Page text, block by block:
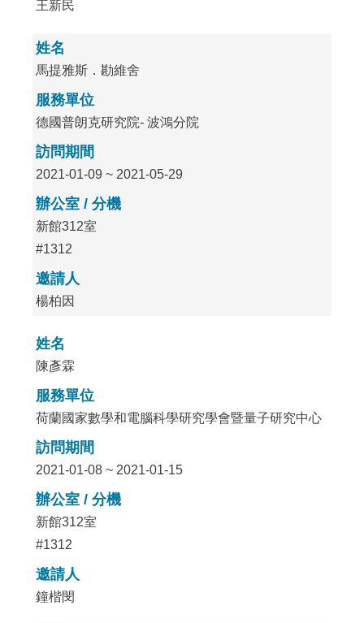
王新民
姓名
馬提雅斯．勘維舍
服務單位
德國普朗克研究院- 波鴻分院
訪問期間
2021-01-09 ~ 2021-05-29
辦公室 / 分機
新館312室
#1312
邀請人
楊柏因
姓名
陳彥霖
服務單位
荷蘭國家數學和電腦科學研究學會暨量子研究中心
訪問期間
2021-01-08 ~ 2021-01-15
辦公室 / 分機
新館312室
#1312
邀請人
鐘楷閔